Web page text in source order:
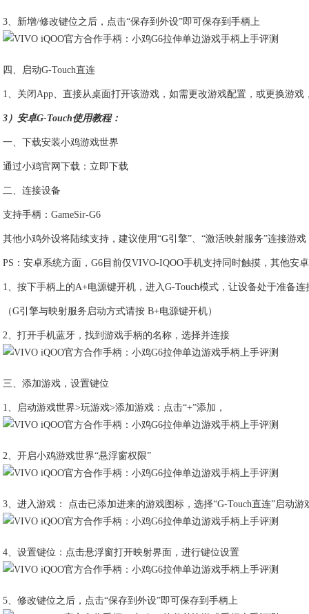
3、新增/修改键位之后，点击“保存到外设”即可保存到手柄上
四、启动G-Touch直连
1、关闭App、直接从桌面打开该游戏，如需更改游戏配置，或更换游戏
3）安卓G-Touch使用教程：
一、下载安装小鸡游戏世界
通过小鸡官网下载：立即下载
二、连接设备
支持手柄：GameSir-G6
其他小鸡外设将陆续支持，建议使用“G引擎”、“激活映射服务”连接游戏
PS：安卓系统方面，G6目前仅VIVO-IQOO手机支持同时触摸，其他安
1、按下手柄上的A+电源键开机，进入G-Touch模式，让设备处于准备连
（G引擎与映射服务启动方式请按 B+电源键开机）
2、打开手机蓝牙，找到游戏手柄的名称，选择并连接
三、添加游戏，设置键位
1、启动游戏世界>玩游戏>添加游戏：点击“+”添加，
2、开启小鸡游戏世界“悬浮窗权限”
3、进入游戏： 点击已添加进来的游戏图标，选择“G-Touch直连”启动游
4、设置键位：点击悬浮窗打开映射界面，进行键位设置
5、修改键位之后，点击“保存到外设”即可保存到手柄上